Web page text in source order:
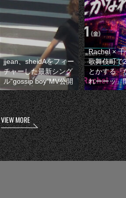
jjean、sheidAをフィー
チャーした最新シング
ル“gossip boy”MV公開
Rachel ×
歌舞伎町で
とかする『
れーーッ』
VIEW MORE